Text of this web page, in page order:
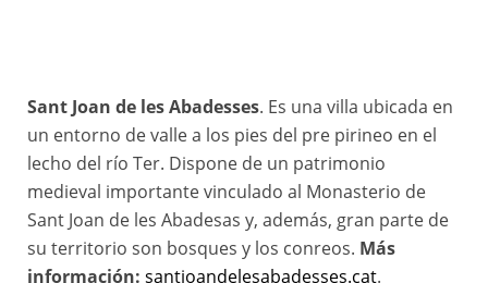
Sant Joan de les Abadesses. Es una villa ubicada en
un entorno de valle a los pies del pre pirineo en el
lecho del río Ter. Dispone de un patrimonio
medieval importante vinculado al Monasterio de
Sant Joan de les Abadesas y, además, gran parte de
su territorio son bosques y los conreos. Más
información: santjoandelesabadesses.cat.